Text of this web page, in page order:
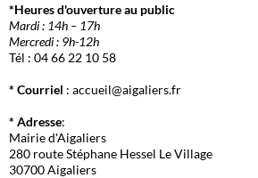
*Heures d'ouverture au public
Mardi : 14h – 17h
Mercredi : 9h-12h
Tél : 04 66 22 10 58
* Courriel : accueil@aigaliers.fr
* Adresse:
Mairie d'Aigaliers
280 route Stéphane Hessel Le Village
30700 Aigaliers